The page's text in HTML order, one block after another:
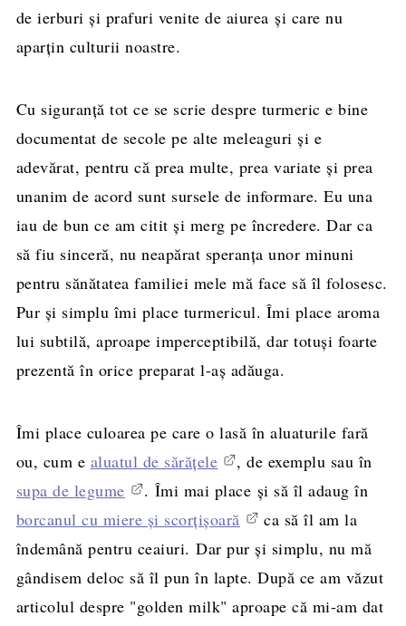
de ierburi şi prafuri venite de aiurea şi care nu
aparţin culturii noastre.
Cu siguranţă tot ce se scrie despre turmeric e bine
documentat de secole pe alte meleaguri şi e
adevărat, pentru că prea multe, prea variate şi prea
unanim de acord sunt sursele de informare. Eu una
iau de bun ce am citit şi merg pe încredere. Dar ca
să fiu sinceră, nu neapărat speranţa unor minuni
pentru sănătatea familiei mele mă face să îl folosesc.
Pur şi simplu îmi place turmericul. Îmi place aroma
lui subtilă, aproape imperceptibilă, dar totuşi foarte
prezentă în orice preparat l-aş adăuga.
Îmi place culoarea pe care o lasă în aluaturile fară
ou, cum e aluatul de sărăţele
, de exemplu sau în
supa de legume
. Îmi mai place şi să îl adaug în
borcanul cu miere şi scorţişoară
ca să îl am la
îndemână pentru ceaiuri. Dar pur şi simplu, nu mă
gândisem deloc să îl pun în lapte. După ce am văzut
articolul despre "golden milk" aproape că mi-am dat